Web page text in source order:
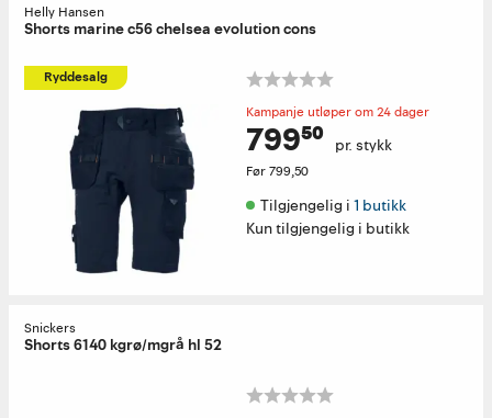
Helly Hansen
Shorts marine c56 chelsea evolution cons
Ryddesalg
Kampanje utløper om 24 dager
799⁵⁰ pr. stykk
Før799,50
Tilgjengelig i 1 butikk
Kun tilgjengelig i butikk
Snickers
Shorts 6140 kgrø/mgrå hl 52